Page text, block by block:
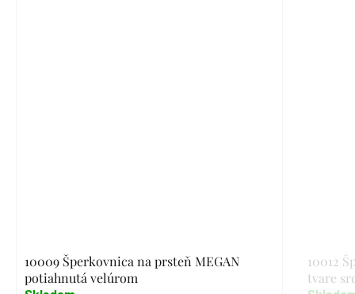
10009 Šperkovnica na prsteň MEGAN
potiahnutá velúrom
10012
tvare